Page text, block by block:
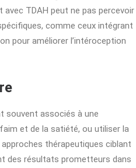
TDAH peut ne pas percevoir
comme ceux intégrant
pour améliorer l’intéroception
souvent associés à une
et de la satiété, ou utiliser la
thérapeutiques ciblant
des résultats prometteurs dans